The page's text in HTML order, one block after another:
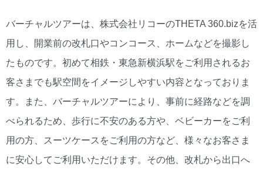
バーチャルツアーは、株式会社リコーのTHETA 360.bizを活
用し、開業前の改札口やコンコース、ホームなどを撮影し
たものです。初めて相鉄・東急新横浜駅をご利用されるお
客さまでも駅空間をイメージしやすい内容となっておりま
す。また、バーチャルツアーにより、事前に経路などを調
べられるため、歩行に不安のある方や、ベビーカーをご利
用の方、スーツケースをご利用の方など、様々なお客さま
に安心してご利用いただけます。その他、改札から出口へ